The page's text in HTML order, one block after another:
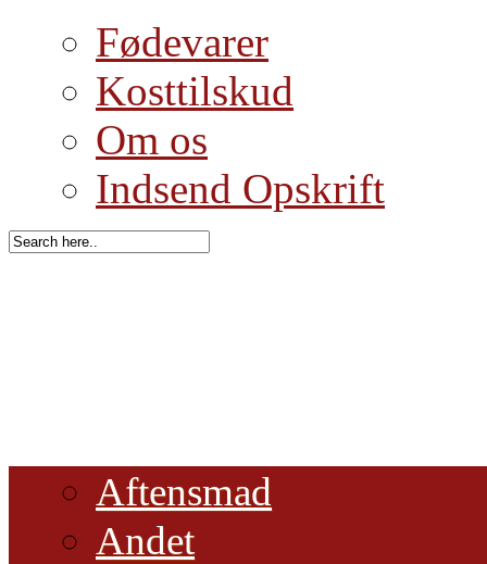
Fødevarer
Kosttilskud
Om os
Indsend Opskrift
Aftensmad
Andet